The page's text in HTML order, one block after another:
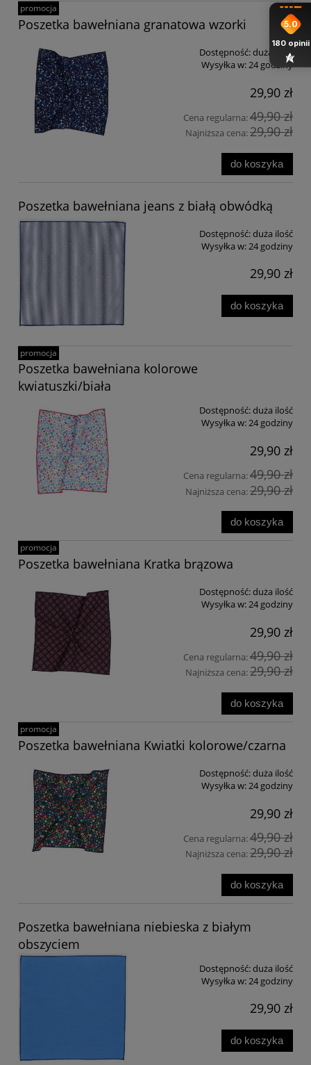
Poszetka bawełniana granatowa wzorki
Dostępność:duża ilość
Wysyłka w:24 godziny
29,90 zł
Cena regularna:49,90 zł
Najniższa cena:29,90 zł
do koszyka
promocja
Poszetka bawełniana jeans z białą obwódką
Dostępność:duża ilość
Wysyłka w:24 godziny
29,90 zł
do koszyka
Poszetka bawełniana kolorowe
kwiatuszki/biała
Dostępność:duża ilość
Wysyłka w:24 godziny
29,90 zł
Cena regularna:49,90 zł
Najniższa cena:29,90 zł
do koszyka
promocja
Poszetka bawełniana Kratka brązowa
Dostępność:duża ilość
Wysyłka w:24 godziny
29,90 zł
Cena regularna:49,90 zł
Najniższa cena:29,90 zł
do koszyka
promocja
Poszetka bawełniana Kwiatki kolorowe/czarna
Dostępność:duża ilość
Wysyłka w:24 godziny
29,90 zł
Cena regularna:49,90 zł
Najniższa cena:29,90 zł
do koszyka
promocja
Poszetka bawełniana niebieska z białym
obszyciem
Dostępność:duża ilość
Wysyłka w:24 godziny
29,90 zł
do koszyka
5.0
180 opinii